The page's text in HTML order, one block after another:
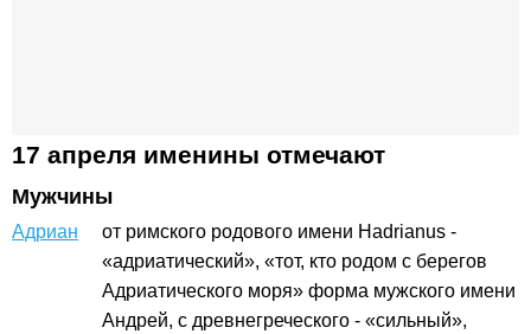
17 апреля именины отмечают
Мужчины
Адриан
от римского родового имени Hadrianus -
«адриатический», «тот, кто родом с берегов
Адриатического моря» форма мужского имени
Андрей, с древнегреческого - «сильный»,